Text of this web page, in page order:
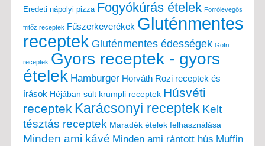
Eredeti nápolyi pizza Fogyókúrás ételek Forrólevegős
fritőz receptek Fűszerkeverékek Gluténmentes
receptek Gluténmentes édességek Gofri
receptek Gyors receptek - gyors
ételek Hamburger Horváth Rozi receptek és
írások Héjában sült krumpli receptek Húsvéti
receptek Karácsonyi receptek Kelt
tésztás receptek Maradék ételek felhasználása
Minden ami kávé Minden ami rántott hús Muffin